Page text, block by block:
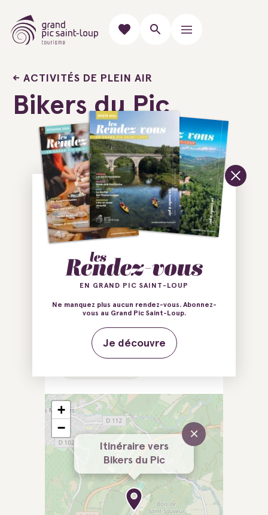
ACTIVITÉS DE PLEIN AIR
Bikers du Pic
Ajouter au carnet de voyage
Bikers du Pic
290 Avenue de Saint-
Sauveur
34980 Saint-Clément-de-
Rivière
Site web
Itinéraire vers
Bikers du Pic
×
+
−
EN GRAND PIC SAINT-LOUP
Ne manquez plus aucun rendez-vous. Abonnez-
vous au Grand Pic Saint-Loup.
Je découvre